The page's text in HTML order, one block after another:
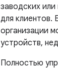
заводских
для клиентов.
организации
устройств,
Полностью